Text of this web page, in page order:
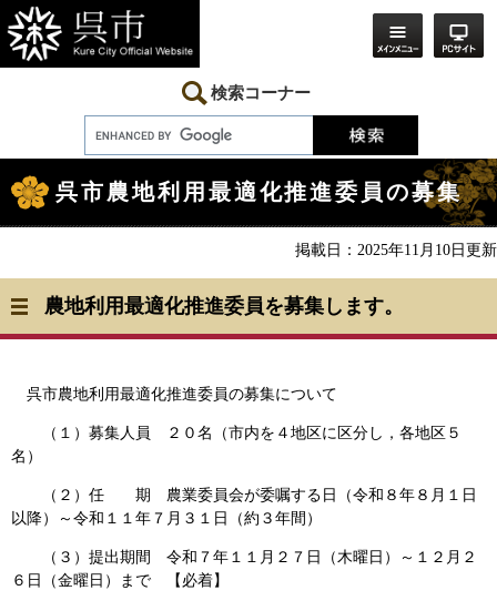
ー
ジ
の
ニ
ュ
ー
本
へ
検索コーナー
文
呉市農地利用最適化推進委員の募集
掲載日：2025年11月10日更新
農地利用最適化推進委員を募集します。
呉市農地利用最適化推進委員の募集について
（１）募集人員 ２０名（市内を４地区に区分し，各地区５
名）
（２）任 期 農業委員会が委嘱する日（令和８年８月１日
以降）～令和１１年７月３１日（約３年間）
（３）提出期間 令和７年１１月２７日（木曜日）～１２月２
６日（金曜日）まで 【必着】